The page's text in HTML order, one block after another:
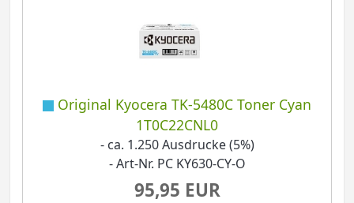
Original Kyocera TK-5480C Toner Cyan
1T0C22CNL0
- ca. 1.250 Ausdrucke (5%)
- Art-Nr. PC KY630-CY-O
95,95 EUR